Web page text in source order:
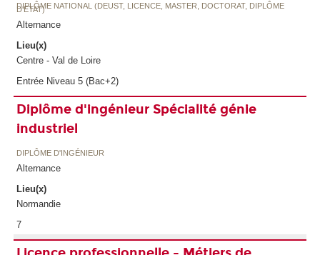
DIPLÔME NATIONAL (DEUST, LICENCE, MASTER, DOCTORAT, DIPLÔME
D'ETAT)
Alternance
Lieu(x)
Centre - Val de Loire
Entrée Niveau 5 (Bac+2)
Diplôme d'ingénieur Spécialité génie
industriel
DIPLÔME D'INGÉNIEUR
Alternance
Lieu(x)
Normandie
7